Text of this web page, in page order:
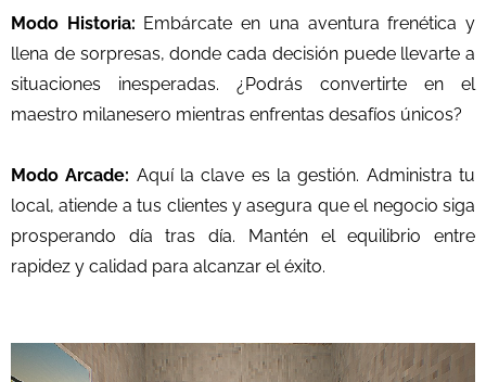
Modo Historia: Embárcate en una aventura frenética y
llena de sorpresas, donde cada decisión puede llevarte a
situaciones inesperadas. ¿Podrás convertirte en el
maestro milanesero mientras enfrentas desafíos únicos?
Modo Arcade: Aquí la clave es la gestión. Administra tu
local, atiende a tus clientes y asegura que el negocio siga
prosperando día tras día. Mantén el equilibrio entre
rapidez y calidad para alcanzar el éxito.